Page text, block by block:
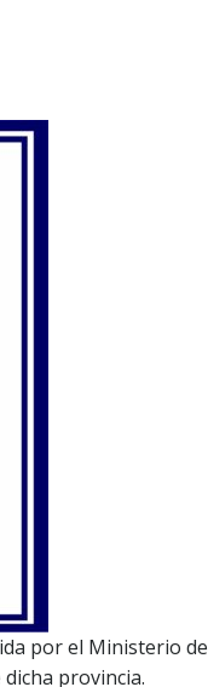
por el Ministerio de
provincia.